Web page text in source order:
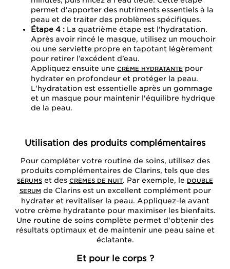
permet d'apporter des nutriments essentiels à la
peau et de traiter des problèmes spécifiques.
Étape 4 : La quatrième étape est l'hydratation.
Après avoir rincé le masque, utilisez un mouchoir
ou une serviette propre en tapotant légèrement
pour retirer l’excédent d’eau.
Appliquez ensuite une CRÈME HYDRATANTE pour
hydrater en profondeur et protéger la peau.
L'hydratation est essentielle après un gommage
et un masque pour maintenir l'équilibre hydrique
de la peau.
Utilisation des produits complémentaires
Pour compléter votre routine de soins, utilisez des
produits complémentaires de Clarins, tels que des
SÉRUMS et des CRÈMES DE NUIT. Par exemple, le DOUBLE
SERUM de Clarins est un excellent complément pour
hydrater et revitaliser la peau. Appliquez-le avant
votre crème hydratante pour maximiser les bienfaits.
Une routine de soins complète permet d'obtenir des
résultats optimaux et de maintenir une peau saine et
éclatante.
Et pour le corps ?